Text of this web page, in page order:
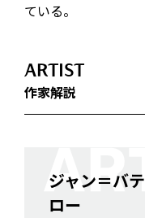
ている。
ARTIST
作家解説
ジャン＝バ
ロー